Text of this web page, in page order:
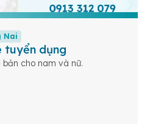
Nai
tuyển dụng
cho nam và nữ.